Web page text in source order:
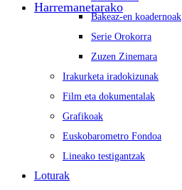
Harremanetarako
Bakeaz-en koadernoak
Serie Orokorra
Zuzen Zinemara
Irakurketa iradokizunak
Film eta dokumentalak
Grafikoak
Euskobarometro Fondoa
Lineako testigantzak
Loturak